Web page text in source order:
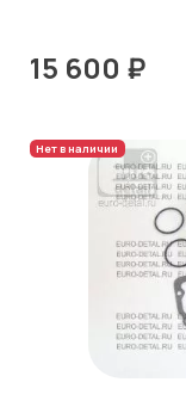
15 600 ₽
Нет в наличии